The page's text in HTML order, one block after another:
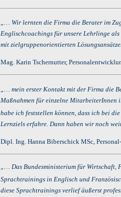
„… Wir lernten die Firma die Berater im
Englischcoachings für unsere Lehrlinge
mit zielgruppenorientierten
Mag. Karin Tschernutter,
„… mein erster Kontakt mit der Firma die
Maßnahmen für einzelne MitarbeiterInnen
habe ich feststellen können, dass ich bei
Lernziels erfahre. Dann haben wir noch
Dipl. Ing. Hanna Biberschick MSc,
„… Das Bundesministerium für Wirtschaft,
Sprachtrainings in Englisch und
diese Sprachtrainings verlief äußerst